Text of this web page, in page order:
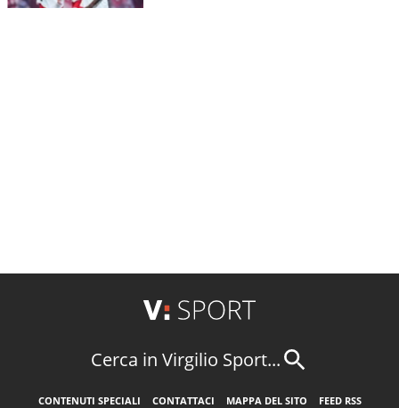
Cerca in Virgilio Sport...
CONTENUTI SPECIALI CONTATTACI MAPPA DEL SITO
FEED RSS